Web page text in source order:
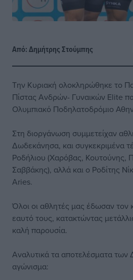
Από:Δημήτρης Στούμπης
Την Κυριακή ολοκληρώθηκε το
Πίστας Ανδρών- Γυναικών Elite
Ολυμπιακό Ποδηλατοδρόμιο
Στη διοργάνωση συμμετείχαν
Δωδεκάνησα, και συγκεκριμένα
Ροδήλιου (Χαρόβας, Κουτούνης,
Σαββάκης), αλλά και ο Ροδίτης
Aries.
Όλοι οι αθλητές μας έδωσαν τον
εαυτό τους, κατακτώντας
καλή παρουσία.
Αναλυτικά τα αποτελέσματα
αγώνισμα: